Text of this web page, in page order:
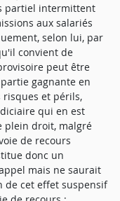
partiel intermittent
aux salariés
selon lui, par
convient de
peut être
gagnante en
risques et périls,
qui en est
plein droit, malgré
de recours
donc un
mais ne saurait
de cet effet suspensif